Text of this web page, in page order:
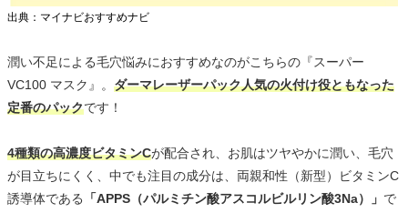
出典：マイナビおすすめナビ
潤い不足による毛穴悩みにおすすめなのがこちらの『スーパー
VC100 マスク』。 ダーマレーザーパック人気の火付け役ともなった
定番のパックです！
4種類の高濃度ビタミンCが配合され、お肌はツヤやかに潤い、毛穴
が目立ちにくく、中でも注目の成分は、両親和性（新型）ビタミンC
誘導体である
「APPS（パルミチン酸アスコルビルリン酸3Na）」 で